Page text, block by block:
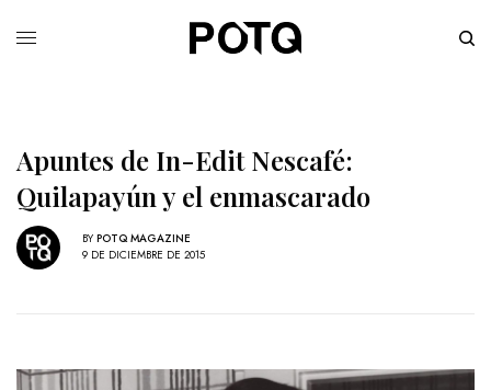
Apuntes de In-Edit Nescafé:
Quilapayún y el enmascarado
BY POTQ MAGAZINE
9 DE DICIEMBRE DE 2015